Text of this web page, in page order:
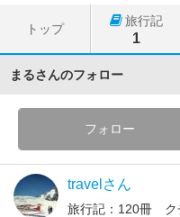
トップ
旅行記
1
まるさんのフォロー
フォロー
travelさん
旅行記：120冊 ク